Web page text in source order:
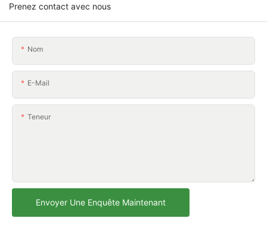
Prenez contact avec nous
Nom
E-Mail
Teneur
Envoyer Une Enquête Maintenant